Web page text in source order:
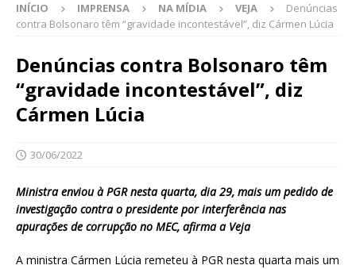
INÍCIO IMPRENSA NA MÍDIA VEJA
Denúncias
contra Bolsonaro têm “gravidade incontestável”, diz Cármen Lúcia
Denúncias contra Bolsonaro têm
“gravidade incontestável”, diz
Cármen Lúcia
30/06/2022
Ministra enviou à PGR nesta quarta, dia 29, mais um pedido de
investigação contra o presidente por interferência nas
apurações de corrupção no MEC, afirma a Veja
A ministra Cármen Lúcia remeteu à PGR nesta quarta mais um